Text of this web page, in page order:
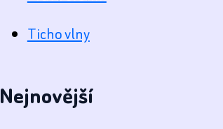
Ticho vlny
Nejnovější